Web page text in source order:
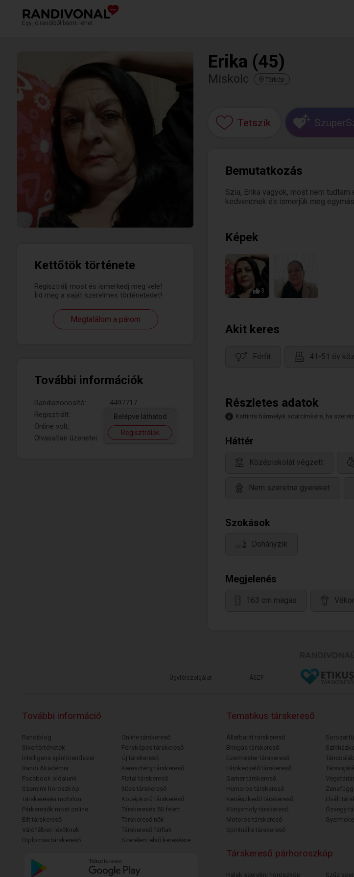
Egy jó randiból bármi lehet.
Kettőtök története
Regisztrálj most és ismerkedj meg vele!
Írd meg a saját szerelmes történetedet!
Megtalálom a párom
További információk
Randiazonosító:
4497717
Regisztrált:
Online volt:
Olvasatlan üzenetei:
Belépve láthatod
Regisztrálok
Erika (45)
Miskolc Térkép
Tetszik
Bemutatkozás
Szia, Erika vagyok, most nem
kedvencnek és ismerjük meg
Képek
3
Akit keres
Férfit 41-51 év
Részletes adatok
Kattints bármelyik adatcímkére, ha
Háttér
Középiskolát végzett
Nem szeretne gyereket
Szokások
Dohányzik
Megjelenés
163 cm magas
Ügyfélszolgálat ÁSZF
További információ
Randiblog
Sikertörténetek
Intelligens ajánlórendszer
Randi Akadémia
Facebook oldalunk
Szerelmi horoszkóp
Társkeresés mobilon
Párkeresők most online
Elit társkereső
Válófélben lévőknek
Diplomás társkereső
Online társkereső
Fényképes társkereső
Új társkereső
Keresztény társkereső
Fiatal társkereső
30as társkereső
Középkorú társkereső
Társkeresés 50 felett
Társkereső nők
Társkereső férfiak
Szerelem első keresésre
Tematikus társkereső
Állatbarát társkereső
Bringás társkereső
Ezermester társkereső
Filmkedvelő társkereső
Gamer társkereső
Humoros társkereső
Kertészkedő társkereső
Könyvmoly társkereső
Motoros társkereső
Spirituális társkereső
Elvált
Özvegy
Társkereső párhoroszkóp
Halak szerelmi horoszkóp Szűz